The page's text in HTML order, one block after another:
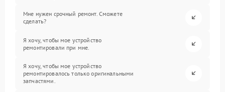
Мне нужен срочный ремонт. Сможете
сделать?
Я хочу, чтобы мое устройство
ремонтировали при мне.
Я хочу, чтобы мое устройство
ремонтировалось только оригинальными
запчастями.